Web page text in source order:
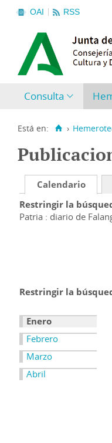
OAI RSS
Consulta
Está en: ›
Calendario
Restringir la
Patria : diario de
Restringir la
Enero
Febrero
Marzo
Abril